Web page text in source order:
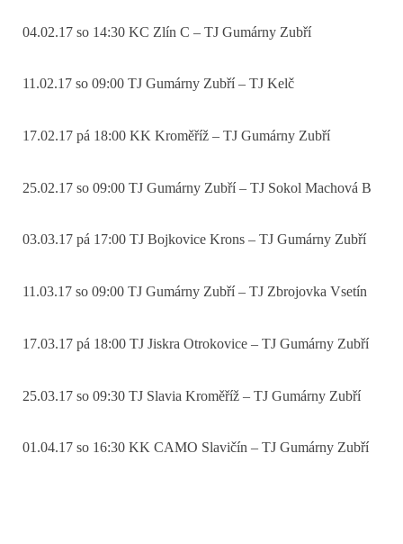
04.02.17 so 14:30 KC Zlín C – TJ Gumárny Zubří
11.02.17 so 09:00 TJ Gumárny Zubří – TJ Kelč
17.02.17 pá 18:00 KK Kroměříž – TJ Gumárny Zubří
25.02.17 so 09:00 TJ Gumárny Zubří – TJ Sokol Machová B
03.03.17 pá 17:00 TJ Bojkovice Krons – TJ Gumárny Zubří
11.03.17 so 09:00 TJ Gumárny Zubří – TJ Zbrojovka Vsetín
17.03.17 pá 18:00 TJ Jiskra Otrokovice – TJ Gumárny Zubří
25.03.17 so 09:30 TJ Slavia Kroměříž – TJ Gumárny Zubří
01.04.17 so 16:30 KK CAMO Slavičín – TJ Gumárny Zubří